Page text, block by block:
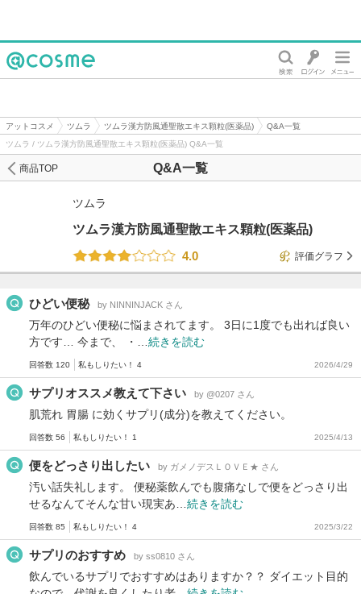
アットコスメ ツムラ ツムラ漢方防風通聖散エキス顆粒(医薬品)
Q&A一覧
ツムラ / ツムラ漢方防風通聖散エキス顆粒(医薬品) Q&A一覧
Q&A一覧
商品TOP
ツムラ
ツムラ漢方防風通聖散エキス顆粒(医薬品)
4.0
評価グラフ
ひどい便秘 by NINNINJACK さん
万年のひどい便秘に悩まされてます。 3日に1度でも出れば良い
方です… 今まで、 ・… 続きを読む
回答数 120 私もしりたい！ 4 2026/4/29
サプリオススメ教えて下さい by @0207 さん
肌荒れ 胃腸 に効くサプリ(成分)を教えてください。
回答数 56 私もしりたい！ 1 2025/4/13
便をどっさり出したい by ガメノデスＬＯＶＥ★ さん
汚い話失礼します。 便秘薬飲んでも腹痛なしで便をどっさり出
せるなんてそんな甘い現実あ… 続きを読む
回答数 85 私もしりたい！ 4 2025/3/22
サプリのおすすめ by ss0810 さん
飲んでいるサプリでおすすめはありますか？？ ダイエット目的